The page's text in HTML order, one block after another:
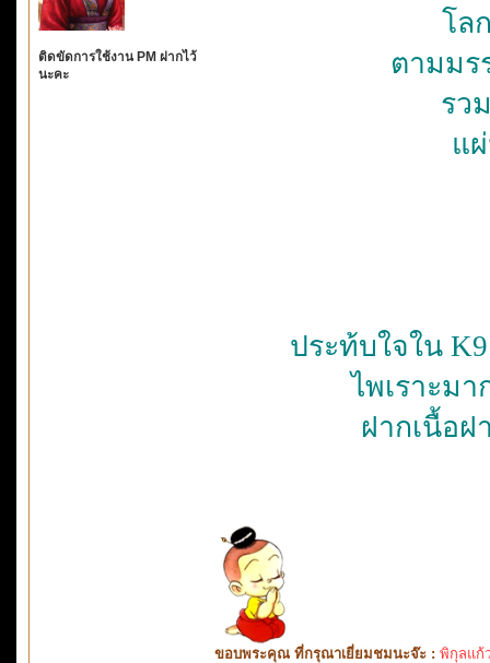
ติดขัดการใช้งาน PM ฝากไว้
นะคะ
โล
ตามมร
รว
แ
ประท้บใจใน
ไพเราะม
ฝากเนื้อ
ขอบพระคุณ ที่กรุณาเยี่ยมชมนะจ๊ะ : พิกุลแก้